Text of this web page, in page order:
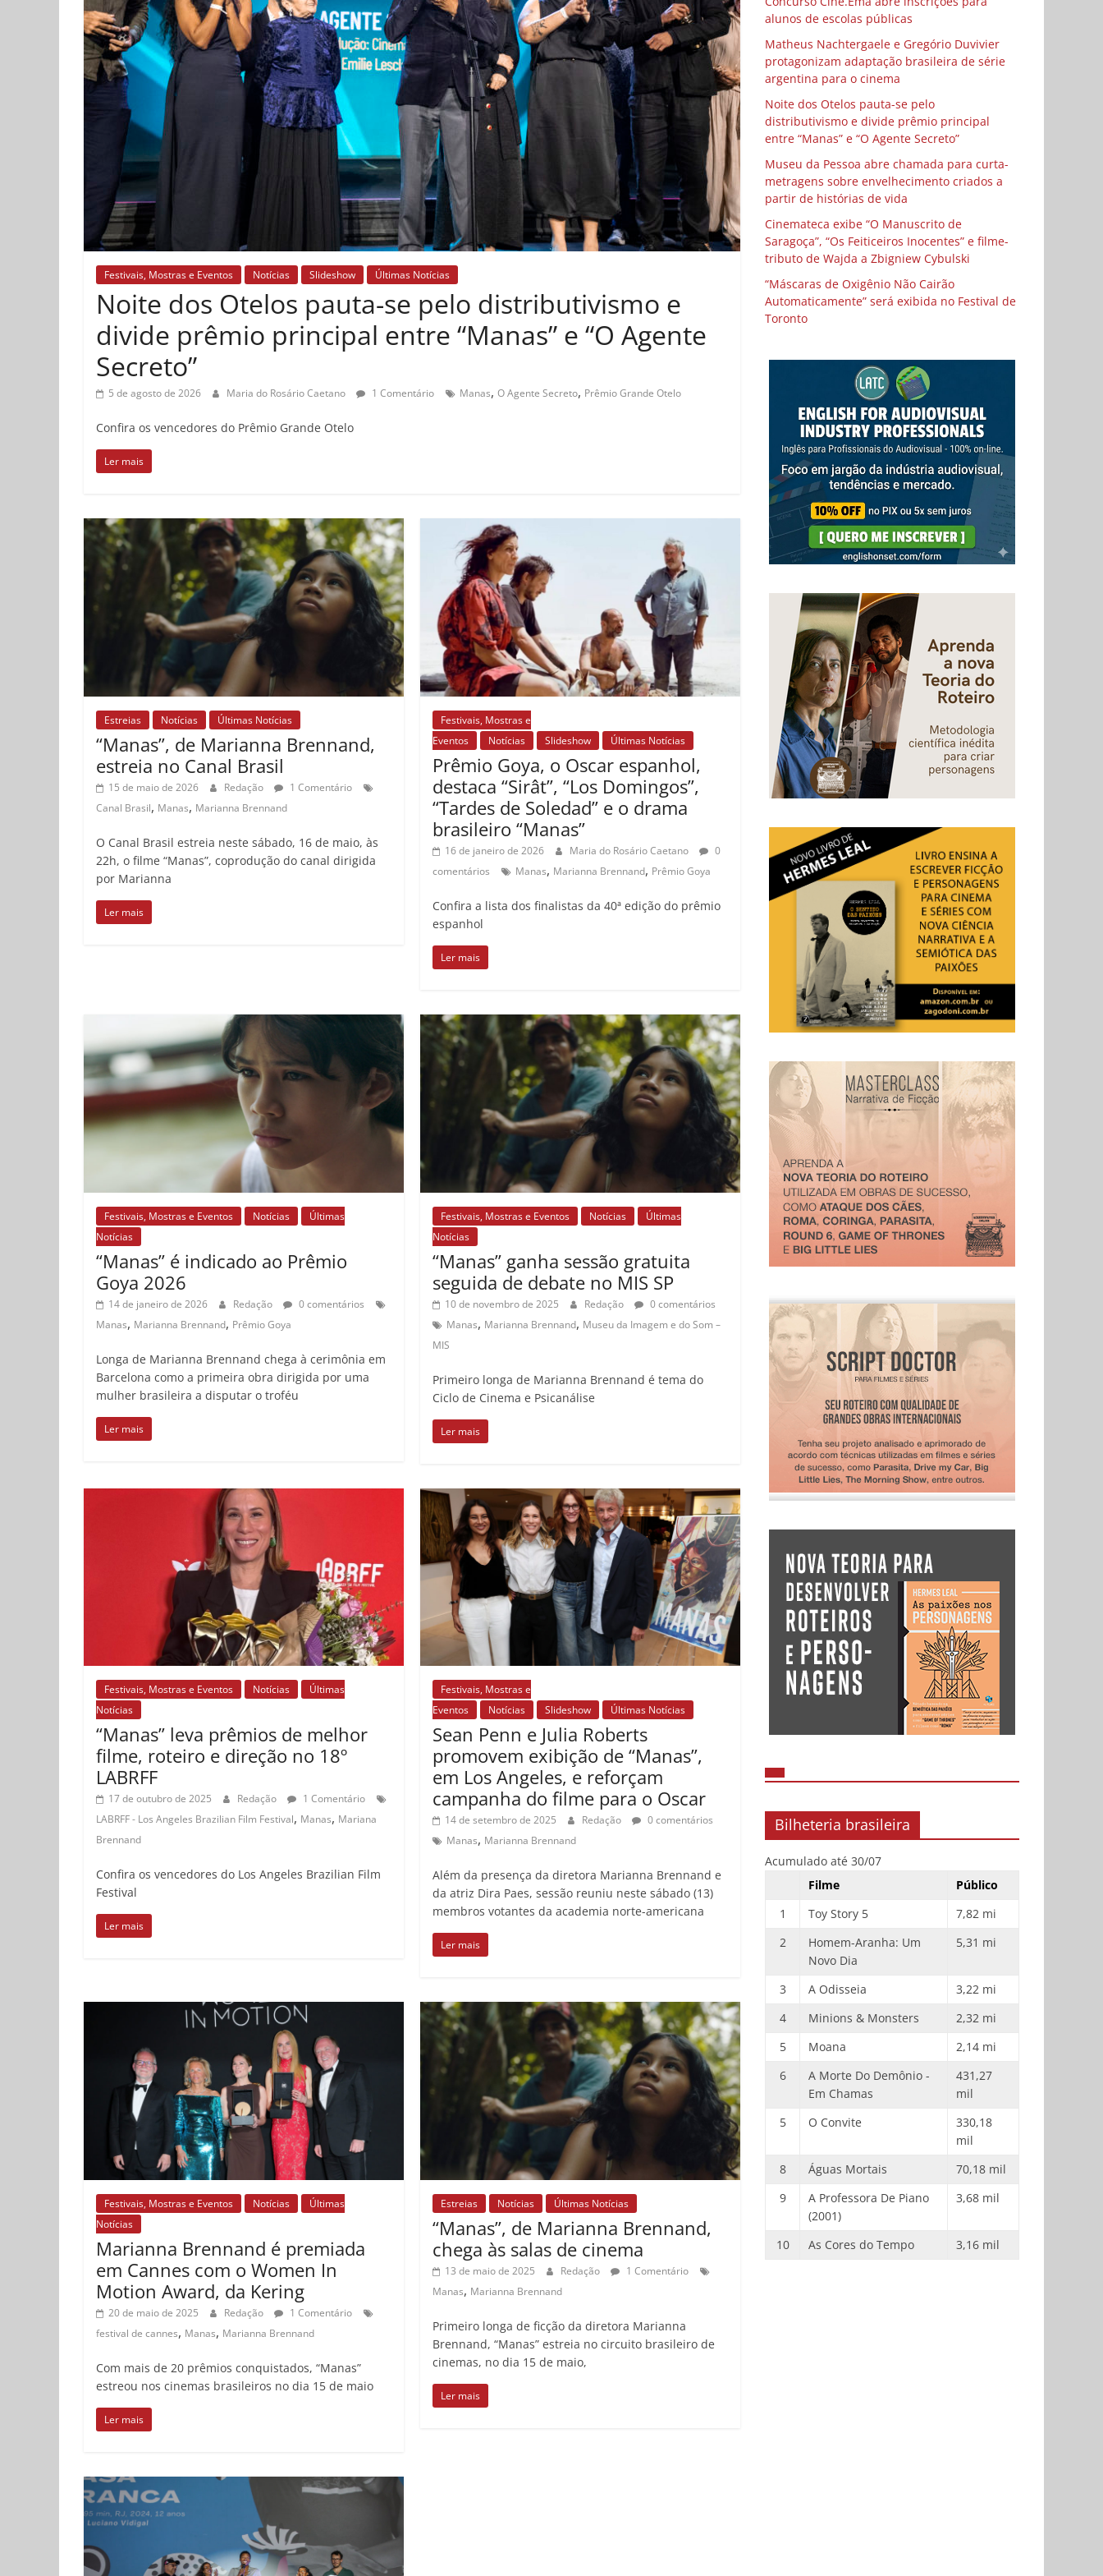
Festivais, Mostras e Eventos Notícias Slideshow Últimas Notícias
Noite dos Otelos pauta-se pelo distributivismo e
divide prêmio principal entre “Manas” e “O Agente
Secreto”
5 de agosto de 2026 Maria do Rosário Caetano 1 Comentário Manas, O Agente Secreto, Prêmio Grande Otelo
Confira os vencedores do Prêmio Grande Otelo
Ler mais
Estreias Notícias Últimas Notícias
“Manas”, de Marianna Brennand,
estreia no Canal Brasil
15 de maio de 2026 Redação
1 Comentário
Canal Brasil, Manas, Marianna Brennand
O Canal Brasil estreia neste sábado, 16 de maio, às
22h, o filme “Manas”, coprodução do canal dirigida
por Marianna
Ler mais
Festivais, Mostras e
Eventos
Notícias Slideshow Últimas Notícias
Prêmio Goya, o Oscar espanhol,
destaca “Sirât”, “Los Domingos”,
“Tardes de Soledad” e o drama
brasileiro “Manas”
16 de janeiro de 2026 Maria do Rosário Caetano
0
comentários
Manas, Marianna Brennand, Prêmio Goya
Confira a lista dos finalistas da 40ª edição do prêmio
espanhol
Ler mais
Festivais, Mostras e Eventos Notícias
Últimas
Notícias
“Manas” é indicado ao Prêmio
Goya 2026
14 de janeiro de 2026 Redação
0 comentários
Manas, Marianna Brennand, Prêmio Goya
Longa de Marianna Brennand chega à cerimônia em
Barcelona como a primeira obra dirigida por uma
mulher brasileira a disputar o troféu
Ler mais
Festivais, Mostras e Eventos Notícias
Últimas
Notícias
“Manas” ganha sessão gratuita
seguida de debate no MIS SP
10 de novembro de 2025 Redação
0 comentários
Manas, Marianna Brennand, Museu da Imagem e do Som –
MIS
Primeiro longa de Marianna Brennand é tema do
Ciclo de Cinema e Psicanálise
Ler mais
Festivais, Mostras e Eventos Notícias
Últimas
Notícias
“Manas” leva prêmios de melhor
filme, roteiro e direção no 18º
LABRFF
17 de outubro de 2025 Redação
1 Comentário
LABRFF - Los Angeles Brazilian Film Festival, Manas, Mariana
Brennand
Confira os vencedores do Los Angeles Brazilian Film
Festival
Ler mais
Festivais, Mostras e
Eventos
Notícias Slideshow Últimas Notícias
Sean Penn e Julia Roberts
promovem exibição de “Manas”,
em Los Angeles, e reforçam
campanha do filme para o Oscar
14 de setembro de 2025 Redação
0 comentários
Manas, Marianna Brennand
Além da presença da diretora Marianna Brennand e
da atriz Dira Paes, sessão reuniu neste sábado (13)
membros votantes da academia norte-americana
Ler mais
Festivais, Mostras e Eventos Notícias
Últimas
Notícias
Marianna Brennand é premiada
em Cannes com o Women In
Motion Award, da Kering
20 de maio de 2025 Redação
1 Comentário
festival de cannes, Manas, Marianna Brennand
Com mais de 20 prêmios conquistados, “Manas”
estreou nos cinemas brasileiros no dia 15 de maio
Ler mais
Estreias Notícias Últimas Notícias
“Manas”, de Marianna Brennand,
chega às salas de cinema
13 de maio de 2025 Redação
1 Comentário
Manas, Marianna Brennand
Primeiro longa de ficção da diretora Marianna
Brennand, “Manas” estreia no circuito brasileiro de
cinemas, no dia 15 de maio,
Ler mais
alunos de escolas públicas
Matheus Nachtergaele e Gregório Duvivier
protagonizam adaptação brasileira de série
argentina para o cinema
Noite dos Otelos pauta-se pelo
distributivismo e divide prêmio principal
entre “Manas” e “O Agente Secreto”
Museu da Pessoa abre chamada para curta-
metragens sobre envelhecimento criados a
partir de histórias de vida
Cinemateca exibe “O Manuscrito de
Saragoça”, “Os Feiticeiros Inocentes” e filme-
tributo de Wajda a Zbigniew Cybulski
“Máscaras de Oxigênio Não Cairão
Automaticamente” será exibida no Festival de
Toronto
Bilheteria brasileira
Acumulado até 30/07
Filme
Público
1
Toy Story 5
7,82 mi
2
Homem-Aranha: Um
Novo Dia
5,31 mi
3 A Odisseia
3,22 mi
4
Minions & Monsters
2,32 mi
5
Moana
2,14 mi
6
A Morte Do Demônio -
Em Chamas
431,27
mil
5
O Convite
330,18
mil
8
Águas Mortais
70,18 mil
9
A Professora De Piano
(2001)
3,68 mil
10 As Cores do Tempo 3,16 mil